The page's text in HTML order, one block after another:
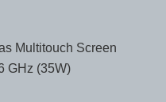
Multitouch Screen
GHz (35W)